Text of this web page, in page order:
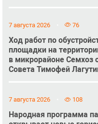
7 августа 2026 76
Ход работ по
площадки на
в микрорайоне Семхоз
Совета Тимофей
7 августа 2026 108
Народная программа